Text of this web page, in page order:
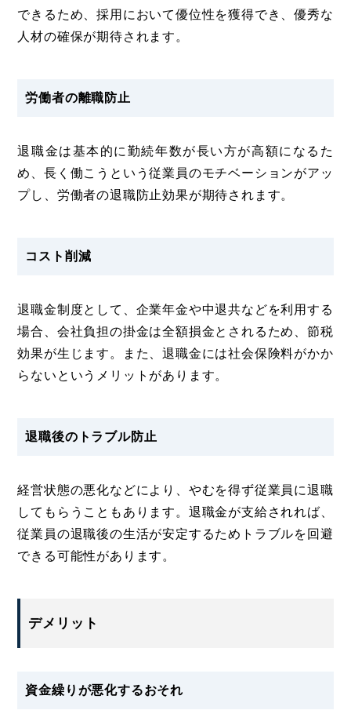
できるため、採用において優位性を獲得でき、優秀な
人材の確保が期待されます。
労働者の離職防止
退職金は基本的に勤続年数が長い方が高額になるた
め、長く働こうという従業員のモチベーションがアッ
プし、労働者の退職防止効果が期待されます。
コスト削減
退職金制度として、企業年金や中退共などを利用する
場合、会社負担の掛金は全額損金とされるため、節税
効果が生じます。また、退職金には社会保険料がかか
らないというメリットがあります。
退職後のトラブル防止
経営状態の悪化などにより、やむを得ず従業員に退職
してもらうこともあります。退職金が支給されれば、
従業員の退職後の生活が安定するためトラブルを回避
できる可能性があります。
デメリット
資金繰りが悪化するおそれ